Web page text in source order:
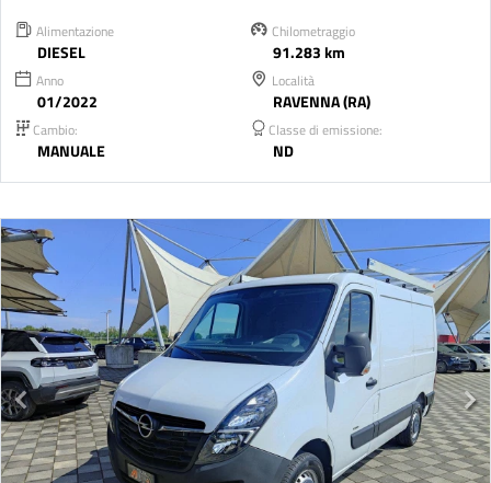
Alimentazione
DIESEL
Chilometraggio
91.283 km
Anno
01/2022
Località
RAVENNA (RA)
Cambio:
MANUALE
Classe di emissione:
ND